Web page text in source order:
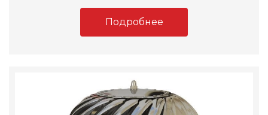
Подробнее